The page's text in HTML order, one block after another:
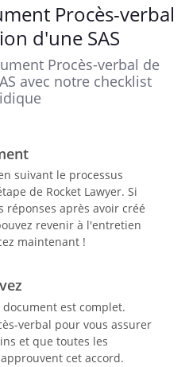
de vous convoquer
Extraordinaire de
sur l'ordre du jour
Procès-verbal
d'une SAS
Procès-verbal de
avec notre checklist
suivant le processus
de Rocket Lawyer. Si
réponses après avoir créé
revenir à l'entretien
maintenant !
est complet.
verbal pour vous assurer
et que toutes les
cet accord.